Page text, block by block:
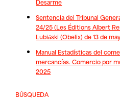
Sentencia del Tribunal
24/25 (Les Éditions Albert
Lubiński (Obelix) de 13 de
Manual Estadísticas del
mercancías. Comercio por
2025
BÚSQUEDA